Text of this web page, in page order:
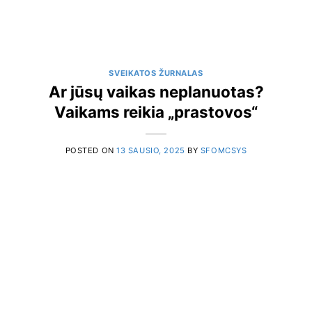
SVEIKATOS ŽURNALAS
Ar jūsų vaikas neplanuotas?
Vaikams reikia „prastovos“
POSTED ON13 SAUSIO, 2025 BY SFOMCSYS